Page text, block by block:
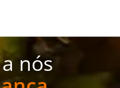
nós